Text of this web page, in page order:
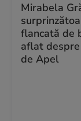
Mirabela
flancată de
aflat
de Apel